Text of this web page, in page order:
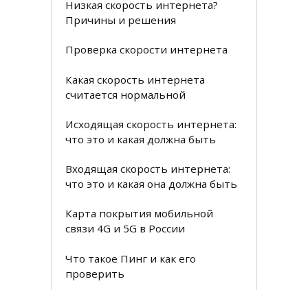
Низкая скорость интернета?
Причины и решения
Проверка скорости интернета
Какая скорость интернета
считается нормальной
Исходящая скорость интернета:
что это и какая должна быть
Входящая скорость интернета:
что это и какая она должна быть
Карта покрытия мобильной
связи 4G и 5G в России
Что такое Пинг и как его
проверить